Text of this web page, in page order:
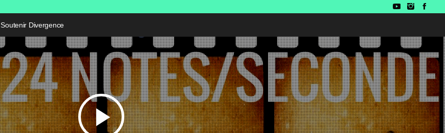
Soutenir Divergence
play_arrow